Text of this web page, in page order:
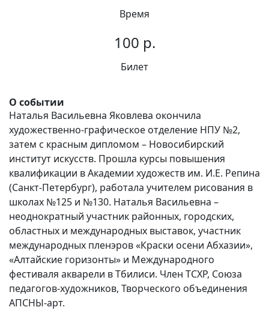
Время
100 р.
Билет
О событии
Наталья Васильевна Яковлева окончила
художественно-графическое отделение НПУ №2,
затем с красным дипломом – Новосибирский
институт искусств. Прошла курсы повышения
квалификации в Академии художеств им. И.Е. Репина
(Санкт-Петербург), работала учителем рисования в
школах №125 и №130. Наталья Васильевна –
неоднократный участник районных, городских,
областных и международных выставок, участник
международных пленэров «Краски осени Абхазии»,
«Алтайские горизонты» и Международного
фестиваля акварели в Тбилиси. Член ТСХР, Союза
педагогов-художников, Творческого объединения
АПСНЫ-арт.